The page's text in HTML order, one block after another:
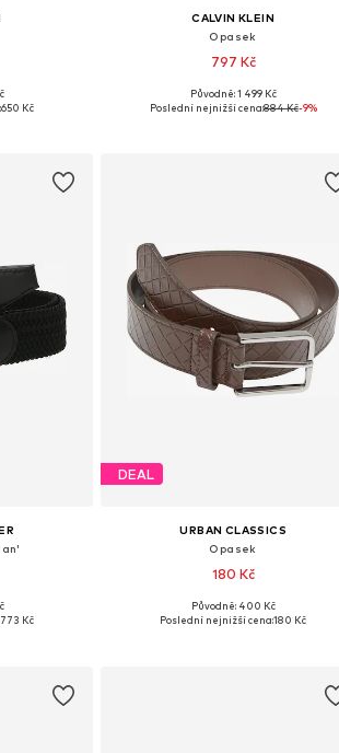
100
650 Kč
CALVIN KLEIN
Opasek
797 Kč
Dostupné velikosti: 85, 90, 95, 100, 105
Původně: 1 499 Kč
Poslední nejnižší cena:884 Kč-9%
773 Kč
DEAL
URBAN CLASSICS
Opasek
180 Kč
Dostupné velikosti: 80-85, 95-105
Původně: 400 Kč
Poslední nejnižší cena:180 Kč